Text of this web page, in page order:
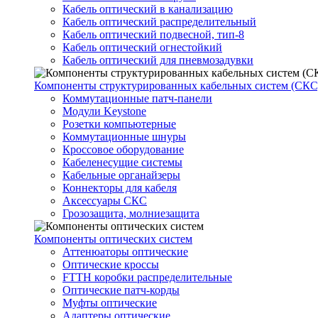
Кабель оптический в канализацию
Кабель оптический распределительный
Кабель оптический подвесной, тип-8
Кабель оптический огнестойкий
Кабель оптический для пневмозадувки
Компоненты структурированных кабельных систем
Коммутационные патч-панели
Модули Keystone
Розетки компьютерные
Коммутационные шнуры
Кроссовое оборудование
Кабеленесущие системы
Кабельные органайзеры
Коннекторы для кабеля
Аксессуары СКС
Грозозащита, молниезащита
Компоненты оптических систем
Аттенюаторы оптические
Оптические кроссы
FTTH коробки распределительные
Оптические патч-корды
Муфты оптические
Адаптеры оптические